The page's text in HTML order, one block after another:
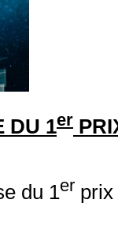
DU 1er
du 1er prix